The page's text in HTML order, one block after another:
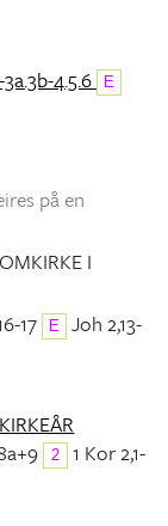
4.5.6 E
på en
I
17 E
Joh 2,13-
2
1 Kor 2,1-